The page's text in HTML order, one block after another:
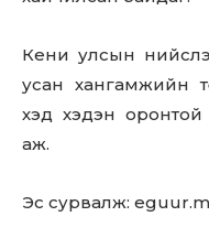
Кени улсын
усан хангамжийн
хэд хэдэн
аж.
Эс сурвалж: